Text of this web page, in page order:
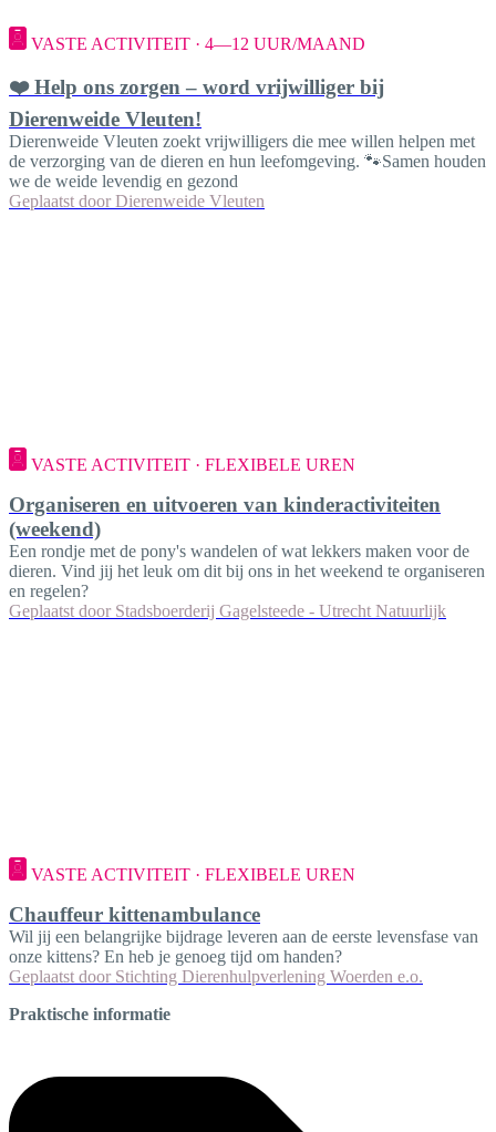
VASTE ACTIVITEIT · 4—12 UUR/MAAND
❤️ Help ons zorgen – word vrijwilliger bij
Dierenweide Vleuten!
Dierenweide Vleuten zoekt vrijwilligers die mee willen helpen met
de verzorging van de dieren en hun leefomgeving. 🐾Samen houden
we de weide levendig en gezond
Geplaatst door Dierenweide Vleuten
VASTE ACTIVITEIT · FLEXIBELE UREN
Organiseren en uitvoeren van kinderactiviteiten
(weekend)
Een rondje met de pony's wandelen of wat lekkers maken voor de
dieren. Vind jij het leuk om dit bij ons in het weekend te organiseren
en regelen?
Geplaatst door Stadsboerderij Gagelsteede - Utrecht Natuurlijk
VASTE ACTIVITEIT · FLEXIBELE UREN
Chauffeur kittenambulance
Wil jij een belangrijke bijdrage leveren aan de eerste levensfase van
onze kittens? En heb je genoeg tijd om handen?
Geplaatst door Stichting Dierenhulpverlening Woerden e.o.
Praktische informatie